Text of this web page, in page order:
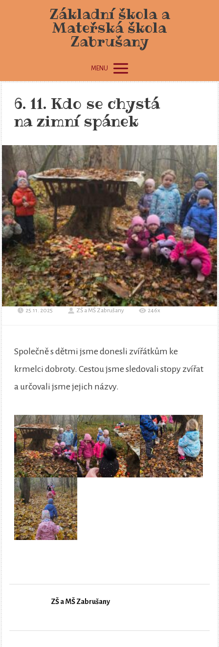
Základní škola a
Mateřská škola
Zabrušany
MENU
6. 11. Kdo se chystá
na zimní spánek
25.11. 2025 ZŠ a MŠ Zabrušany 246x
Společně s dětmi jsme donesli zvířátkům ke
krmelci dobroty. Cestou jsme sledovali stopy zvířat
a určovali jsme jejich názvy.
ZŠ a MŠ Zabrušany